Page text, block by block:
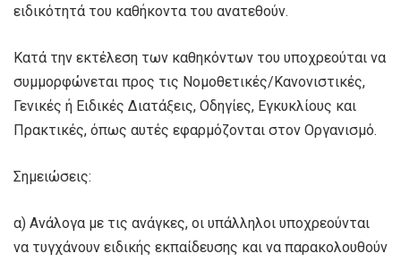
ειδικότητά του καθήκοντα του ανατεθούν.
Κατά την εκτέλεση των καθηκόντων του υποχρεούται να
συμμορφώνεται προς τις Νομοθετικές/Κανονιστικές,
Γενικές ή Ειδικές Διατάξεις, Οδηγίες, Εγκυκλίους και
Πρακτικές, όπως αυτές εφαρμόζονται στον Οργανισμό.
Σημειώσεις:
α) Ανάλογα με τις ανάγκες, οι υπάλληλοι υποχρεούνται
να τυγχάνουν ειδικής εκπαίδευσης και να παρακολουθούν